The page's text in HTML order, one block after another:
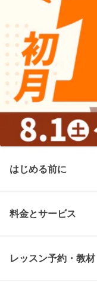
はじめる前に
料金とサービス
レッスン予約・教材